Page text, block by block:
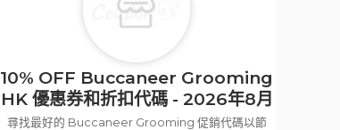
10% OFF Buccaneer Grooming
HK 優惠券和折扣代碼 - 2026年8月
尋找最好的 Buccaneer Grooming 促銷代碼以節